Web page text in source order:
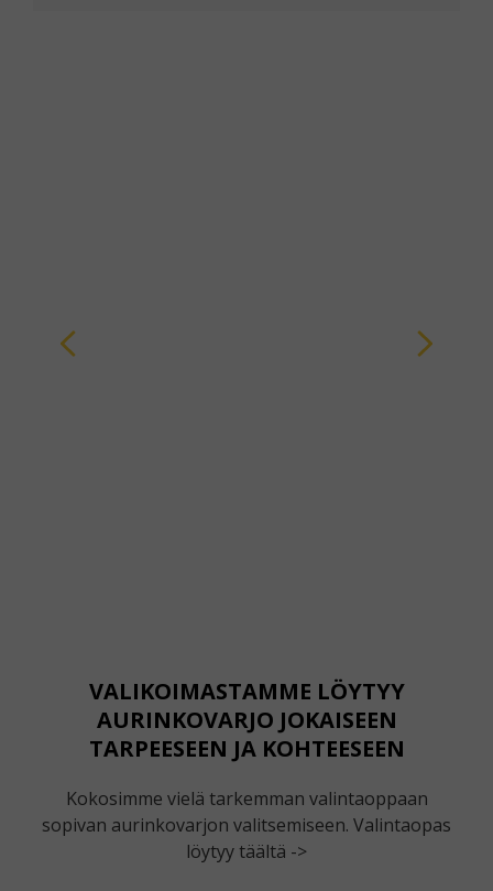
VALIKOIMASTAMME LÖYTYY
AURINKOVARJO JOKAISEEN
TARPEESEEN JA KOHTEESEEN
Kokosimme vielä tarkemman valintaoppaan
sopivan aurinkovarjon valitsemiseen. Valintaopas
löytyy täältä ->